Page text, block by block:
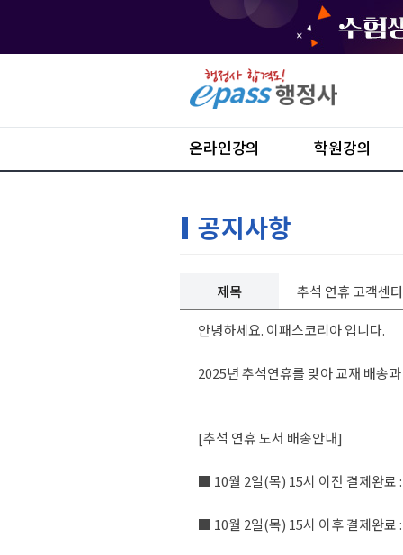
온라인강의 학원강의
공지사항
제목 추석 연휴 고객센
안녕하세요. 이패스코리아 입니다.
2025년 추석연휴를 맞아 교재 배송
[추석 연휴 도서 배송안내]
■ 10월 2일(목) 15시 이전 결제완료
■ 10월 2일(목) 15시 이후 결제완료